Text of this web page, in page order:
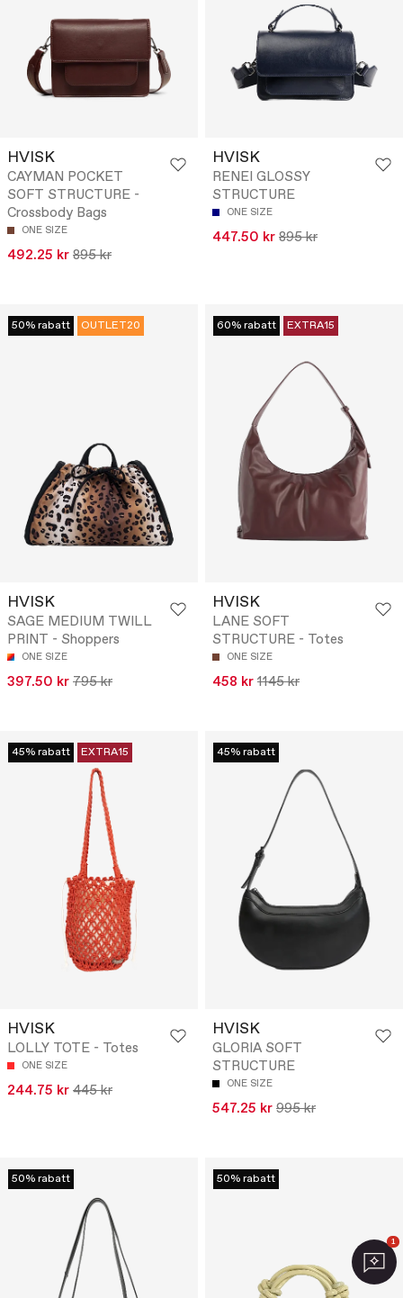
HVISK
CAYMAN POCKET
SOFT STRUCTURE -
Crossbody Bags
ONE SIZE
492.25 kr 895 kr
HVISK
RENEI GLOSSY
STRUCTURE
ONE SIZE
447.50 kr 895 kr
50% rabatt OUTLET20
HVISK
SAGE MEDIUM TWILL
PRINT - Shoppers
ONE SIZE
397.50 kr 795 kr
60% rabatt EXTRA15
HVISK
LANE SOFT
STRUCTURE - Totes
ONE SIZE
458 kr 1145 kr
45% rabatt EXTRA15
HVISK
LOLLY TOTE - Totes
ONE SIZE
244.75 kr 445 kr
45% rabatt
HVISK
GLORIA SOFT
STRUCTURE
ONE SIZE
547.25 kr 995 kr
50% rabatt 50% rabatt
1